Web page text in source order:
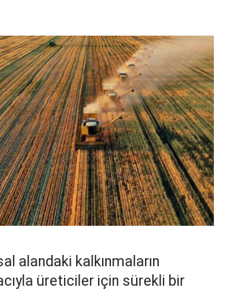
alandaki kalkınmaların
üreticiler için sürekli bir